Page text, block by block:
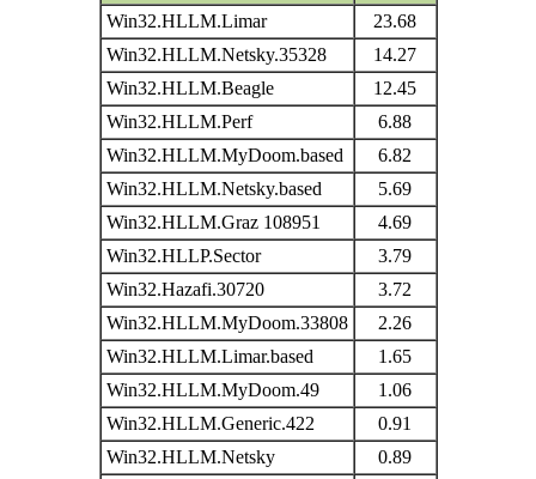
Win32.HLLM.Limar
23.68
Win32.HLLM.Netsky.35328
14.27
Win32.HLLM.Beagle
12.45
Win32.HLLM.Perf
6.88
Win32.HLLM.MyDoom.based
6.82
Win32.HLLM.Netsky.based
5.69
Win32.HLLM.Graz 108951
4.69
Win32.HLLP.Sector
3.79
Win32.Hazafi.30720
3.72
Win32.HLLM.MyDoom.33808
2.26
Win32.HLLM.Limar.based
1.65
Win32.HLLM.MyDoom.49
1.06
Win32.HLLM.Generic.422
0.91
Win32.HLLM.Netsky
0.89